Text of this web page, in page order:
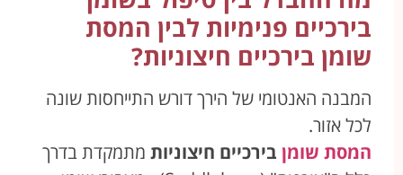
בירכיים פנימיות לבין המסת
שומן בירכיים חיצוניות?
המבנה האנטומי של הירך דורש התייחסות שונה
לכל אזור.
המסת שומןבירכיים חיצוניותמתמקדת בדרך